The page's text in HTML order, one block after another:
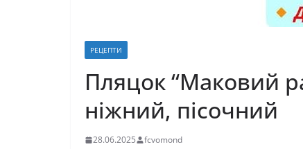
РЕЦЕПТИ
Пляцок “Маковий
ніжний, пісочний
28.06.2025 fcvomond